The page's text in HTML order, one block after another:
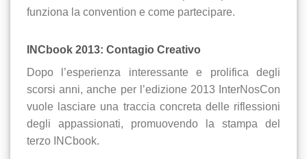
funziona la convention e come partecipare.
INCbook 2013: Contagio Creativo
Dopo l’esperienza interessante e prolifica degli
scorsi anni, anche per l’edizione 2013 InterNosCon
vuole lasciare una traccia concreta delle riflessioni
degli appassionati, promuovendo la stampa del
terzo INCbook.